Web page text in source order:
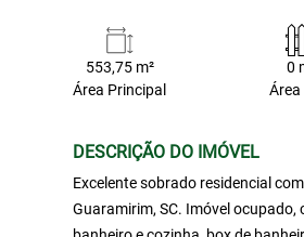
553,75 m²
Área Principal
0
DESCRIÇÃO DO IMÓVEL
Excelente sobrado residencial
Guaramirim, SC. Imóvel